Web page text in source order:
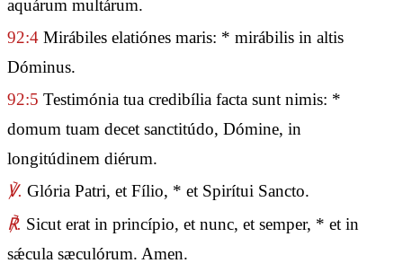
aquárum multárum.
92:4 Mirábiles elatiónes maris: * mirábilis in altis
Dóminus.
92:5 Testimónia tua credibília facta sunt nimis: *
domum tuam decet sanctitúdo, Dómine, in
longitúdinem diérum.
℣. Glória Patri, et Fílio, * et Spirítui Sancto.
℟. Sicut erat in princípio, et nunc, et semper, * et in
sǽcula sæculórum. Amen.